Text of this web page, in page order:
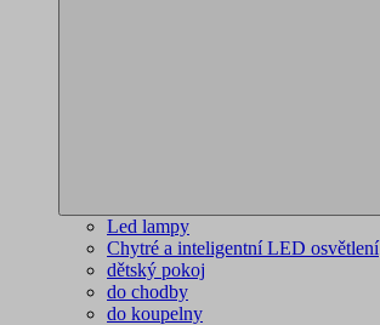
Led lampy
Chytré a inteligentní LED osvětlení
dětský pokoj
do chodby
do koupelny